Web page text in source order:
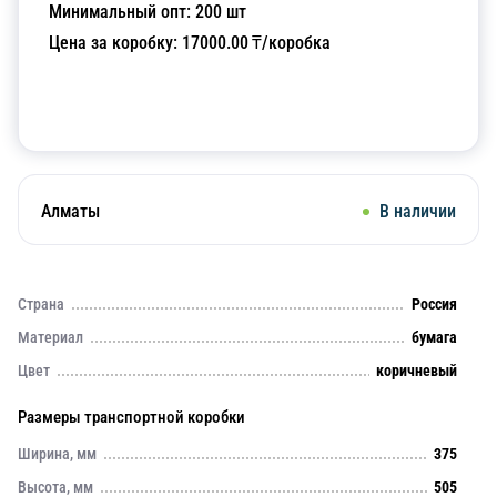
Минимальный опт: 200 шт
Цена за коробку: 17000.00₸/коробка
Алматы В наличии
Страна
Россия
Материал
бумага
Цвет
коричневый
Размеры транспортной коробки
Ширина, мм
375
Высота, мм
505